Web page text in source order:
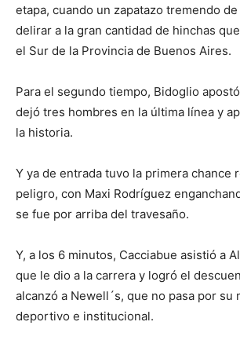
etapa, cuando un zapatazo tremendo
delirar a la gran cantidad de hinchas
el Sur de la Provincia de Buenos Aires.
Para el segundo tiempo, Bidoglio
dejó tres hombres en la última línea y
la historia.
Y ya de entrada tuvo la primera chance
peligro, con Maxi Rodríguez
se fue por arriba del travesaño.
Y, a los 6 minutos, Cacciabue asistió a
que le dio a la carrera y logró el
alcanzó a Newell´s, que no pasa por su
deportivo e institucional.